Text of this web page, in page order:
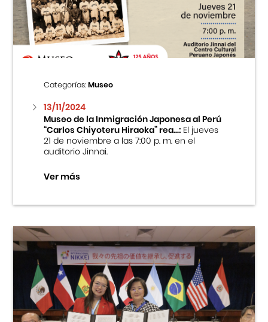
Centro Cultural Peruano Japonés
Cursos
Museo de la Inmigración Japonesa
Fondo Editorial
Teatro Peruano Japonés
Categorías:Museo
13/11/2024
Museo de la Inmigración Japonesa al Perú
“Carlos Chiyoteru Hiraoka” rea...:El jueves
21 de noviembre a las 7:00 p. m. en el
auditorio Jinnai.
Ver más